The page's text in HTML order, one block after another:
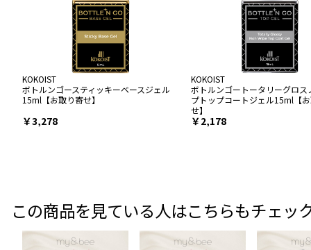
KOKOIST
ボトルンゴースティッキーベースジェル
15ml【お取り寄せ】
￥3,278
KOKOIST
ボトルンゴートータリーグロス
プトップコートジェル15ml【
せ】
￥2,178
この商品を見ている人はこちらもチェッ